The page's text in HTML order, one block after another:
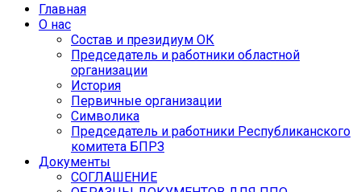
Главная
О нас
Состав и президиум ОК
Председатель и работники областной
организации
История
Первичные организации
Символика
Председатель и работники Республиканского
комитета БПРЗ
Документы
СОГЛАШЕНИЕ